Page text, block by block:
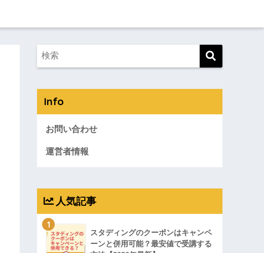
Info
お問い合わせ
運営者情報
人気記事
1
スタディングのクーポンはキャンペ
ーンと併用可能？最安値で受講する